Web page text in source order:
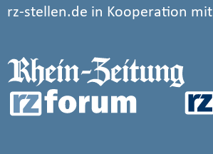
rz-stellen.de in Kooperation mit